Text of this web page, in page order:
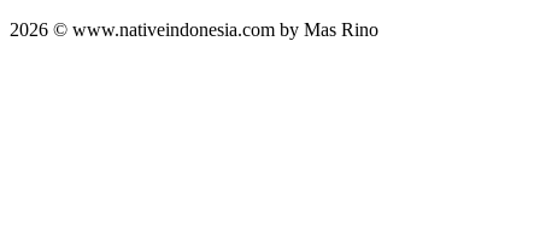
2026 © www.nativeindonesia.com by Mas Rino